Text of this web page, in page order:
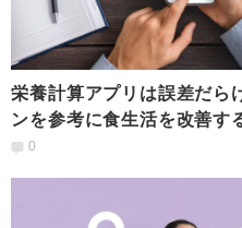
栄養計算アプリは誤差だら
ンを参考に食生活を改善す
0